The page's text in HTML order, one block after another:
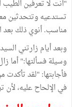
"أنت لا تعرفين الطيب
تستدعيه وتتحدثين
مناسب. أنوي ذلك بعد
وبعد أيام زارتني
وسيلة فسألتها:" أما
فأجابتها: "لقد
في الإلحاح عليه،